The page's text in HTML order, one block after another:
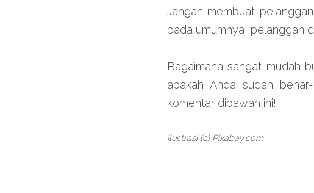
Jangan membuat
pada umumnya, pelanggan
Bagaimana sangat mudah
apakah Anda sudah
komentar dibawah ini!
Ilustrasi (c) Pixabay.com